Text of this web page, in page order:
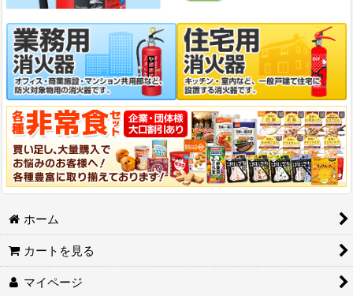
ホーム
カートを見る
マイページ